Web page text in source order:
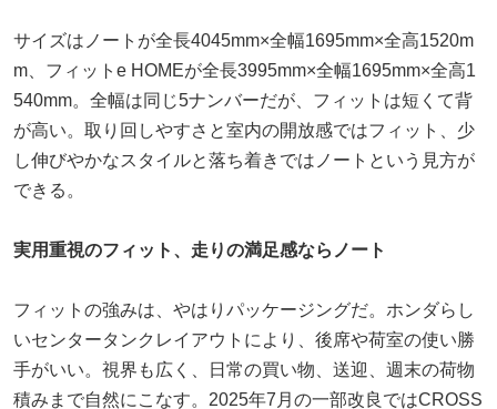
サイズはノートが全長4045mm×全幅1695mm×全高1520m
m、フィットe HOMEが全長3995mm×全幅1695mm×全高1
540mm。全幅は同じ5ナンバーだが、フィットは短くて背
が高い。取り回しやすさと室内の開放感ではフィット、少
し伸びやかなスタイルと落ち着きではノートという見方が
できる。
実用重視のフィット、走りの満足感ならノート
フィットの強みは、やはりパッケージングだ。ホンダらし
いセンタータンクレイアウトにより、後席や荷室の使い勝
手がいい。視界も広く、日常の買い物、送迎、週末の荷物
積みまで自然にこなす。2025年7月の一部改良ではCROSS